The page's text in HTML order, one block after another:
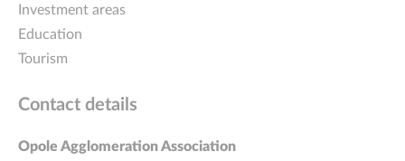
Investment areas
Education
Tourism
Contact details
Opole Agglomeration Association